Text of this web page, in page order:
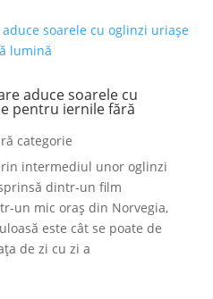
aduce soarele cu
pentru iernile fără
categorie
intermediul unor oglinzi
dintr-un film
un mic oraș din Norvegia,
este cât se poate de
de zi cu zi a